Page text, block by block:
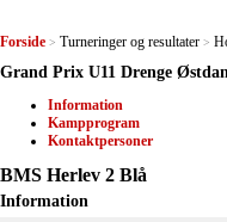
Forside > Turneringer og resultater >
Grand Prix U11 Drenge
Information
Kampprogram
Kontaktpersoner
BMS Herlev 2 Blå
Information